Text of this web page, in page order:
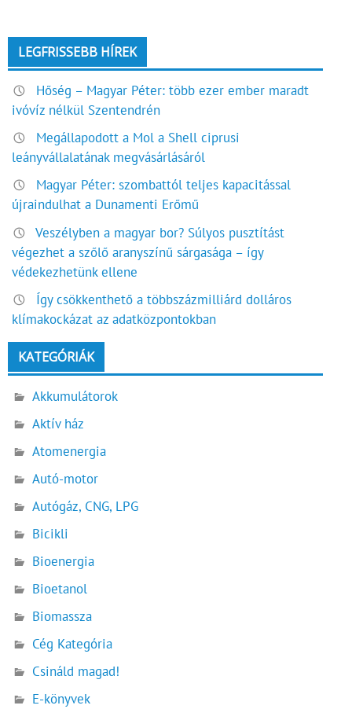
LEGFRISSEBB HÍREK
Hőség – Magyar Péter: több ezer ember maradt
ivóvíz nélkül Szentendrén
Megállapodott a Mol a Shell ciprusi
leányvállalatának megvásárlásáról
Magyar Péter: szombattól teljes kapacitással
újraindulhat a Dunamenti Erőmű
Veszélyben a magyar bor? Súlyos pusztítást
végezhet a szőlő aranyszínű sárgasága – így
védekezhetünk ellene
Így csökkenthető a többszázmilliárd dolláros
klímakockázat az adatközpontokban
KATEGÓRIÁK
Akkumulátorok
Aktív ház
Atomenergia
Autó-motor
Autógáz, CNG, LPG
Bicikli
Bioenergia
Bioetanol
Biomassza
Cég Kategória
Csináld magad!
E-könyvek